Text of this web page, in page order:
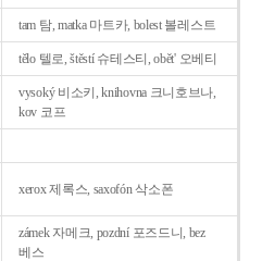
tam 탐, matka 마트카, bolest 볼레스트
tělo 텔로, štěstí 슈테스티, obět' 오베티
vysoký 비소키, knihovna 크니호브나,
kov 코프
xerox 제록스, saxofón 삭소폰
zámek 자메크, pozdní 포즈드니, bez
베스